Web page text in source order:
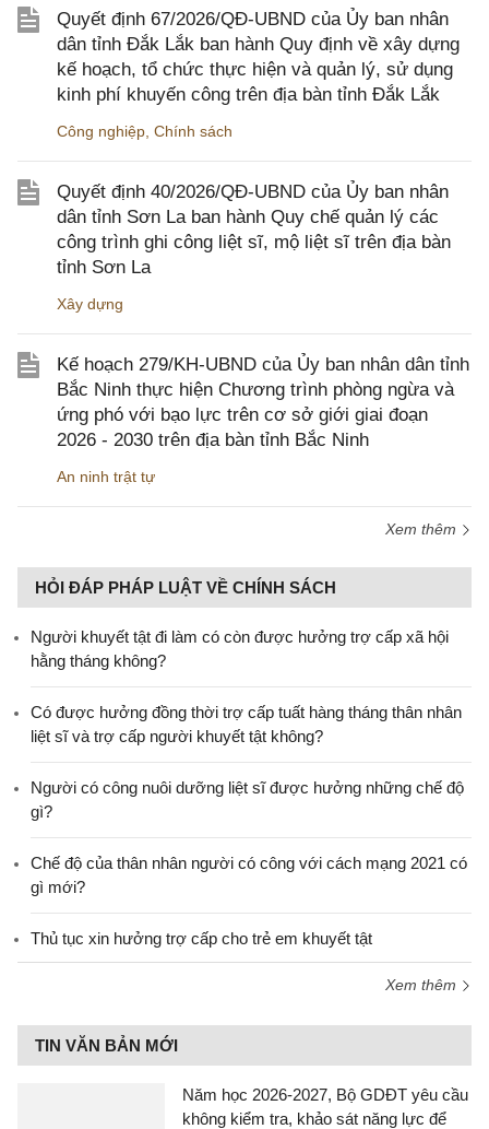
Quyết định 67/2026/QĐ-UBND của Ủy ban nhân
dân tỉnh Đắk Lắk ban hành Quy định về xây dựng
kế hoạch, tổ chức thực hiện và quản lý, sử dụng
kinh phí khuyến công trên địa bàn tỉnh Đắk Lắk
Công nghiệp Chính sách
Quyết định 40/2026/QĐ-UBND của Ủy ban nhân
dân tỉnh Sơn La ban hành Quy chế quản lý các
công trình ghi công liệt sĩ, mộ liệt sĩ trên địa bàn
tỉnh Sơn La
Xây dựng
Kế hoạch 279/KH-UBND của Ủy ban nhân dân tỉnh
Bắc Ninh thực hiện Chương trình phòng ngừa và
ứng phó với bạo lực trên cơ sở giới giai đoạn
2026 - 2030 trên địa bàn tỉnh Bắc Ninh
An ninh trật tự
Xem thêm
HỎI ĐÁP PHÁP LUẬT VỀ CHÍNH SÁCH
Người khuyết tật đi làm có còn được hưởng trợ cấp xã hội
hằng tháng không?
​Có được hưởng đồng thời trợ cấp tuất hàng tháng thân nhân
liệt sĩ và trợ cấp người khuyết tật không?
Người có công nuôi dưỡng liệt sĩ được hưởng những chế độ
gì?
Chế độ của thân nhân người có công với cách mạng 2021 có
gì mới?
Thủ tục xin hưởng trợ cấp cho trẻ em khuyết tật
Xem thêm
TIN VĂN BẢN MỚI
Năm học 2026-2027, Bộ GDĐT yêu cầu
không kiểm tra, khảo sát năng lực để